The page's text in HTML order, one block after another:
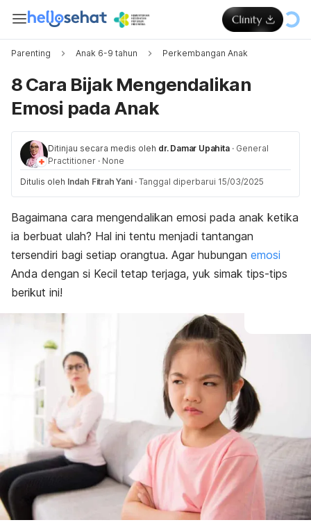
Parenting Anak 6-9 tahun Perkembangan Anak
8 Cara Bijak Mengendalikan
Emosi pada Anak
Ditinjau secara medis oleh dr. Damar Upahita · General
Practitioner · None
Ditulis oleh Indah Fitrah Yani · Tanggal diperbarui 15/03/2025
Bagaimana cara mengendalikan emosi pada anak ketika
ia berbuat ulah? Hal ini tentu menjadi tantangan
tersendiri bagi setiap orangtua. Agar hubungan emosi
Anda dengan si Kecil tetap terjaga, yuk simak tips-tips
berikut ini!